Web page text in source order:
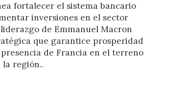
fortalecer el sistema bancario
inversiones en el sector
de Emmanuel Macron
que garantice prosperidad
de Francia en el terreno
región..